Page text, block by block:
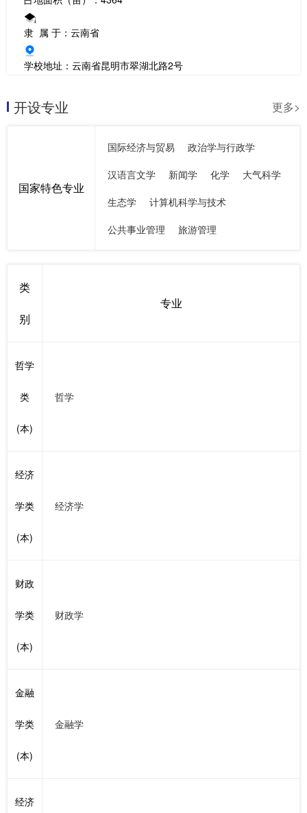
隶 属 于：云南省
学校地址：云南省昆明市翠湖北路2号
开设专业 更多>
国家特色专业
国际经济与贸易
政治学与行政学
汉语言文学
新闻学 化学
大气科学
生态学
计算机科学与技术
公共事业管理
旅游管理
类
别
专业
哲学
类
(本)
哲学
经济
学类
(本)
经济学
财政
学类
(本)
财政学
金融
学类
(本)
金融学
经济